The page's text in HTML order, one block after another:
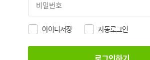
아이디저장 자동로그인